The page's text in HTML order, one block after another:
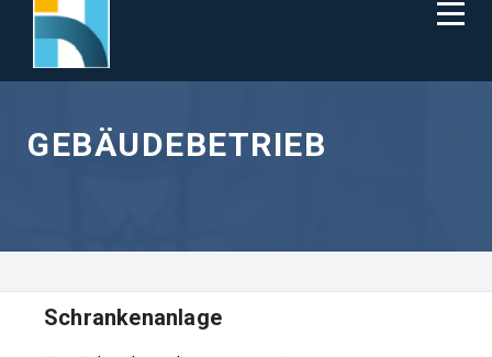
GEBÄUDEBETRIEB
Schrankenanlage